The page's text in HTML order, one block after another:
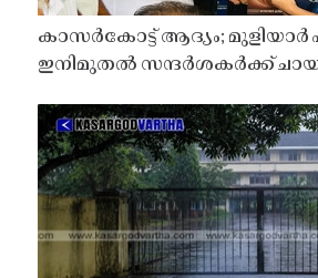
കാസർകോട്ട് ആദ്യം;
ഇനിമുതൽ സന്ദർശകർക്ക്